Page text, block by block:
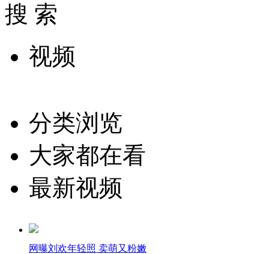
搜 索
视频
分类浏览
大家都在看
最新视频
网曝刘欢年轻照 卖萌又粉嫩